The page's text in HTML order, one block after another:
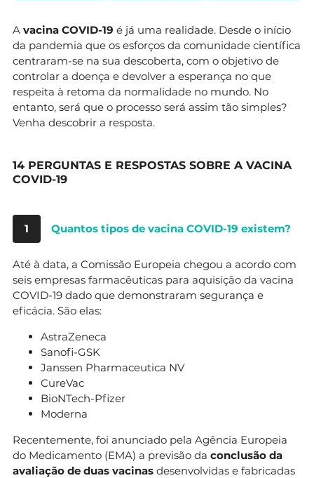
A vacina COVID-19 é já uma realidade. Desde o início
da pandemia que os esforços da comunidade científica
centraram-se na sua descoberta, com o objetivo de
controlar a doença e devolver a esperança no que
respeita à retoma da normalidade no mundo. No
entanto, será que o processo será assim tão simples?
Venha descobrir a resposta.
14 PERGUNTAS E RESPOSTAS SOBRE A VACINA
COVID-19
1 Quantos tipos de vacina COVID-19 existem?
Até à data, a Comissão Europeia chegou a acordo com
seis empresas farmacêuticas para aquisição da vacina
COVID-19 dado que demonstraram segurança e
eficácia. São elas:
AstraZeneca
Sanofi-GSK
Janssen Pharmaceutica NV
CureVac
BioNTech-Pfizer
Moderna
Recentemente, foi anunciado pela Agência Europeia
do Medicamento (EMA) a previsão da conclusão da
avaliação de duas vacinas desenvolvidas e fabricadas